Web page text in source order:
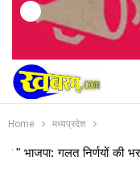
Previous
Home मध्यप्रदेश
की भरमार का दुष्परिणाम